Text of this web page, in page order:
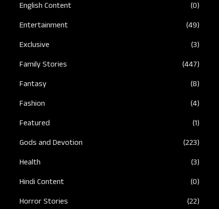
English Content
(0)
Entertainment
(49)
Exclusive
(3)
Family Stories
(447)
Fantasy
(8)
Fashion
(4)
Featured
(1)
Gods and Devotion
(223)
Health
(3)
Hindi Content
(0)
Horror Stories
(22)